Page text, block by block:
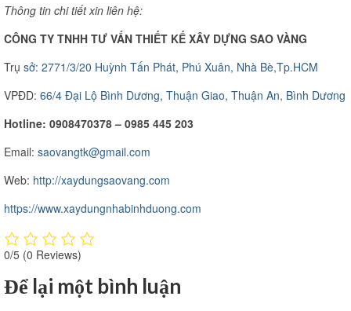
Thông tin chi tiết xin liên hệ:
CÔNG TY TNHH TƯ VẤN THIẾT KẾ XÂY DỰNG SAO VÀNG
Trụ sở: 2771/3/20 Huỳnh Tấn Phát, Phú Xuân, Nhà Bè,Tp.HCM
VPĐD: 66/4 Đại Lộ Bình Dương, Thuận Giao, Thuận An, Bình Dương
Hotline: 0908470378 – 0985 445 203
Email: saovangtk@gmail.com
Web: http://xaydungsaovang.com
https://www.xaydungnhabinhduong.com
0/5 (0 Reviews)
Để lại một bình luận